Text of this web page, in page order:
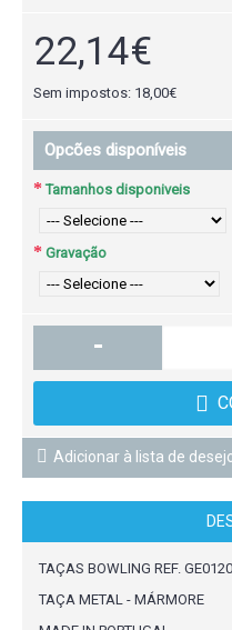
22,14€
Sem impostos: 18,00€
Opcões disponíveis
Tamanhos disponiveis
Gravação
-
Adicionar à lista de
TAÇAS BOWLING REF.
TAÇA METAL - MÁRMORE